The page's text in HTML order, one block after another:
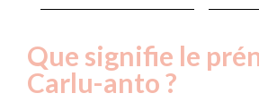
Que signifie le
Carlu-anto ?